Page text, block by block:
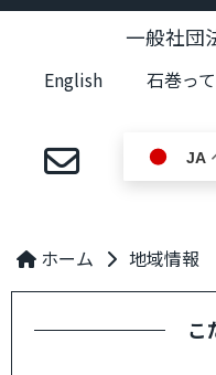
一般社団
English 石巻っ
JA
ホーム 地域情報
こ